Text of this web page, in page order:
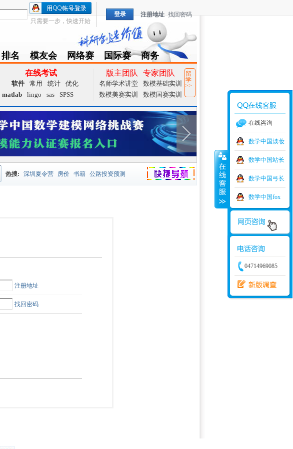
只需要一步，快速开始
登录 注册地址 找回密码
排名
Ranklist
模友会
Club
网络赛
TZMCM
国际赛
CAMCM
商务
Special
在线考试
软件 常用 统计
优化
matlab
lingo sas SPSS
版主团队 专家团队
名师学术讲堂
数模基础实训
数模美赛实训
数模国赛实训
留
学
>>
捷导航
热搜: 深圳夏令营 房价 书籍 公路投资预测
注册地址
找回密码
在线咨询
数学中国淡妆
数学中国站长
数学中国弓长
数学中国fox
04714969085